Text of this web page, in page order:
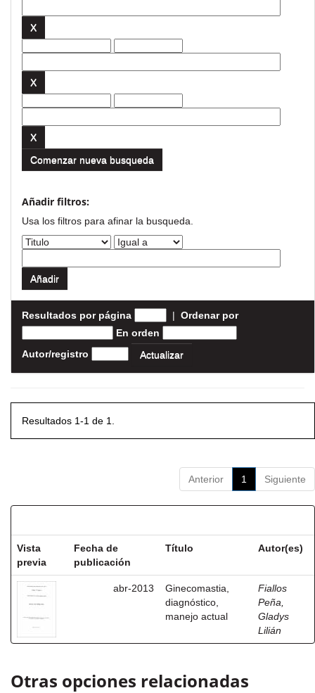
Comenzar nueva busqueda
Añadir filtros:
Usa los filtros para afinar la busqueda.
Resultados por página | Ordenar por
En orden
Autor/registro
Resultados 1-1 de 1.
Anterior 1 Siguiente
Vista
previa
Fecha de
publicación
Título Autor(es)
abr-2013
Ginecomastia,
diagnóstico,
manejo actual
Fiallos
Peña,
Gladys
Lilián
Otras opciones relacionadas